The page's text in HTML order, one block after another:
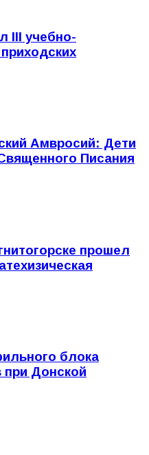
III учебно-
Амвросий: Дети
Писания
прошел
блока
при Донской